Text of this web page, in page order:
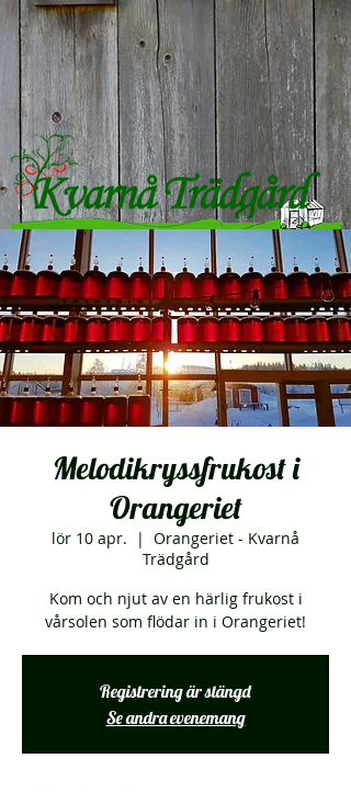
Melodikryssfrukost i
Orangeriet
lör 10 apr.
  |
Orangeriet - Kvarnå
Trädgård
Kom och njut av en härlig frukost i
vårsolen som flödar in i Orangeriet!
Registrering är stängd
Se andra evenemang